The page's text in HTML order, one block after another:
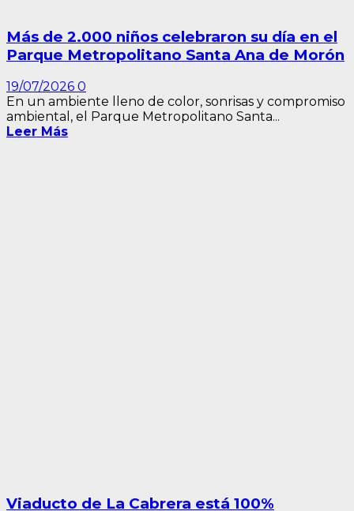
Más de 2.000 niños celebraron su día en el
Parque Metropolitano Santa Ana de Morón
19/07/2026 0
En un ambiente lleno de color, sonrisas y compromiso
ambiental, el Parque Metropolitano Santa...
Leer Más
Viaducto de La Cabrera está 100%